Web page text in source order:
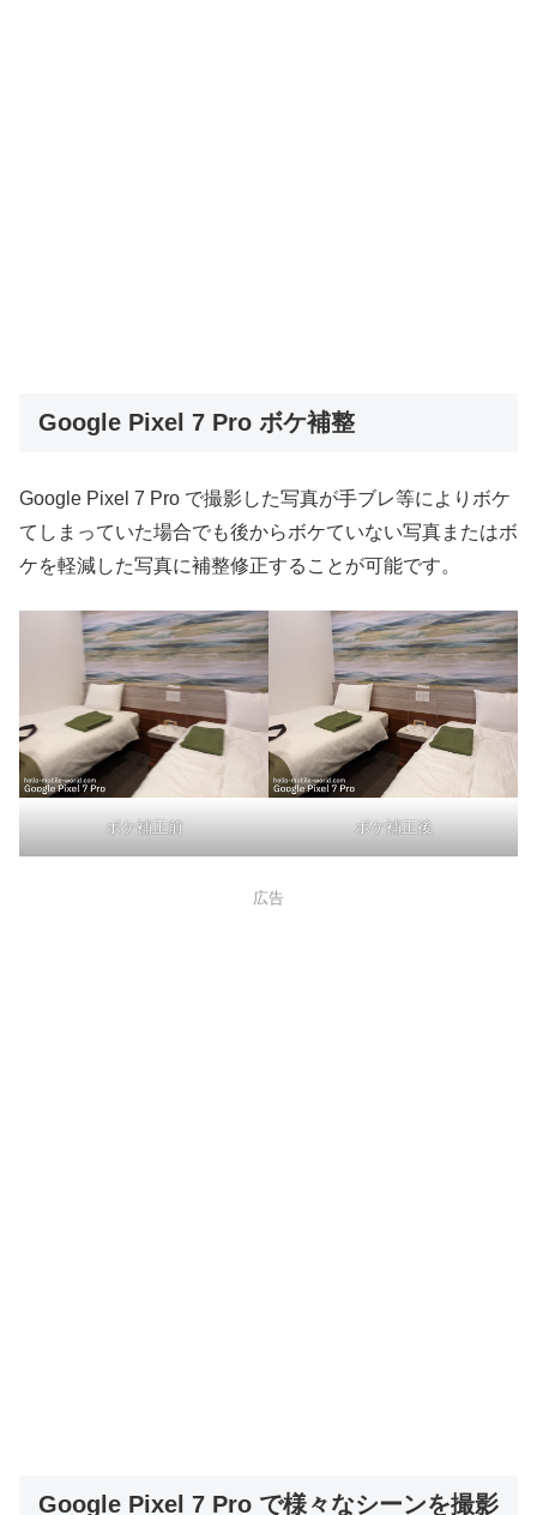
Google Pixel 7 Pro ボケ補整
Google Pixel 7 Pro で撮影した写真が手ブレ等によりボケ
てしまっていた場合でも後からボケていない写真またはボ
ケを軽減した写真に補整修正することが可能です。
ボケ補正前 ボケ補正後
広告
Google Pixel 7 Pro で様々なシーンを撮影